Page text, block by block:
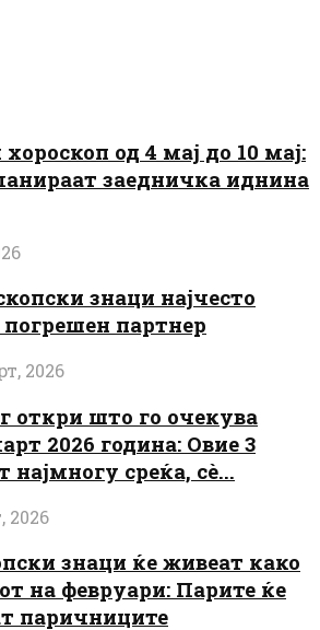
од 4 мај до 10 мај:
заедничка иднина
знаци најчесто
партнер
2026
откри што го очекува
2026 година: Овие 3
среќа, сè...
2026
знаци ќе живеат како
на февруари: Парите ќе
паричниците